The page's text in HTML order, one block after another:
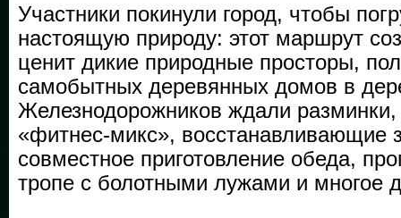
Участники покинули город, чтобы
настоящую природу: этот маршрут
ценит дикие природные просторы,
самобытных деревянных домов в
Железнодорожников ждали разминки,
«фитнес-микс», восстанавливающие
совместное приготовление обеда,
тропе с болотными лужами и многое